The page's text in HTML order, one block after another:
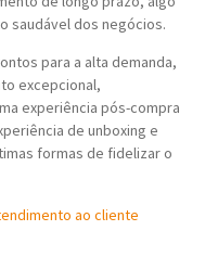
saudável dos negócios.
para a alta demanda,
excepcional,
experiência pós-compra
de unboxing e
formas de fidelizar o
ao cliente